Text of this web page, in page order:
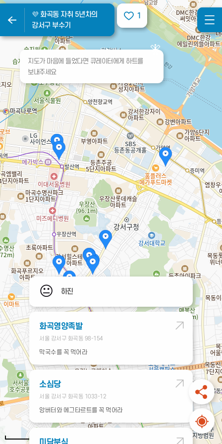
💜 화곡동 자취 5년차의
강서구 부수기
1
💜 화곡동 자취 5년차의
강서구 부수기
1
500m
😐 하진
화곡영양족발
서울 강서구 화곡동 98-154
막국수를 꼭 먹어라
소심당
서울 강서구 화곡동 1033-12
앙버터와 에그타르트를 꼭 먹어라
지도가 마음에 들었다면 큐레이터에게 하트를
보내주세요